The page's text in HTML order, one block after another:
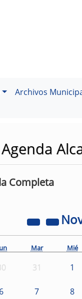
Archivos
Agenda
Completa
Mar Mié
31 1
6 7 8